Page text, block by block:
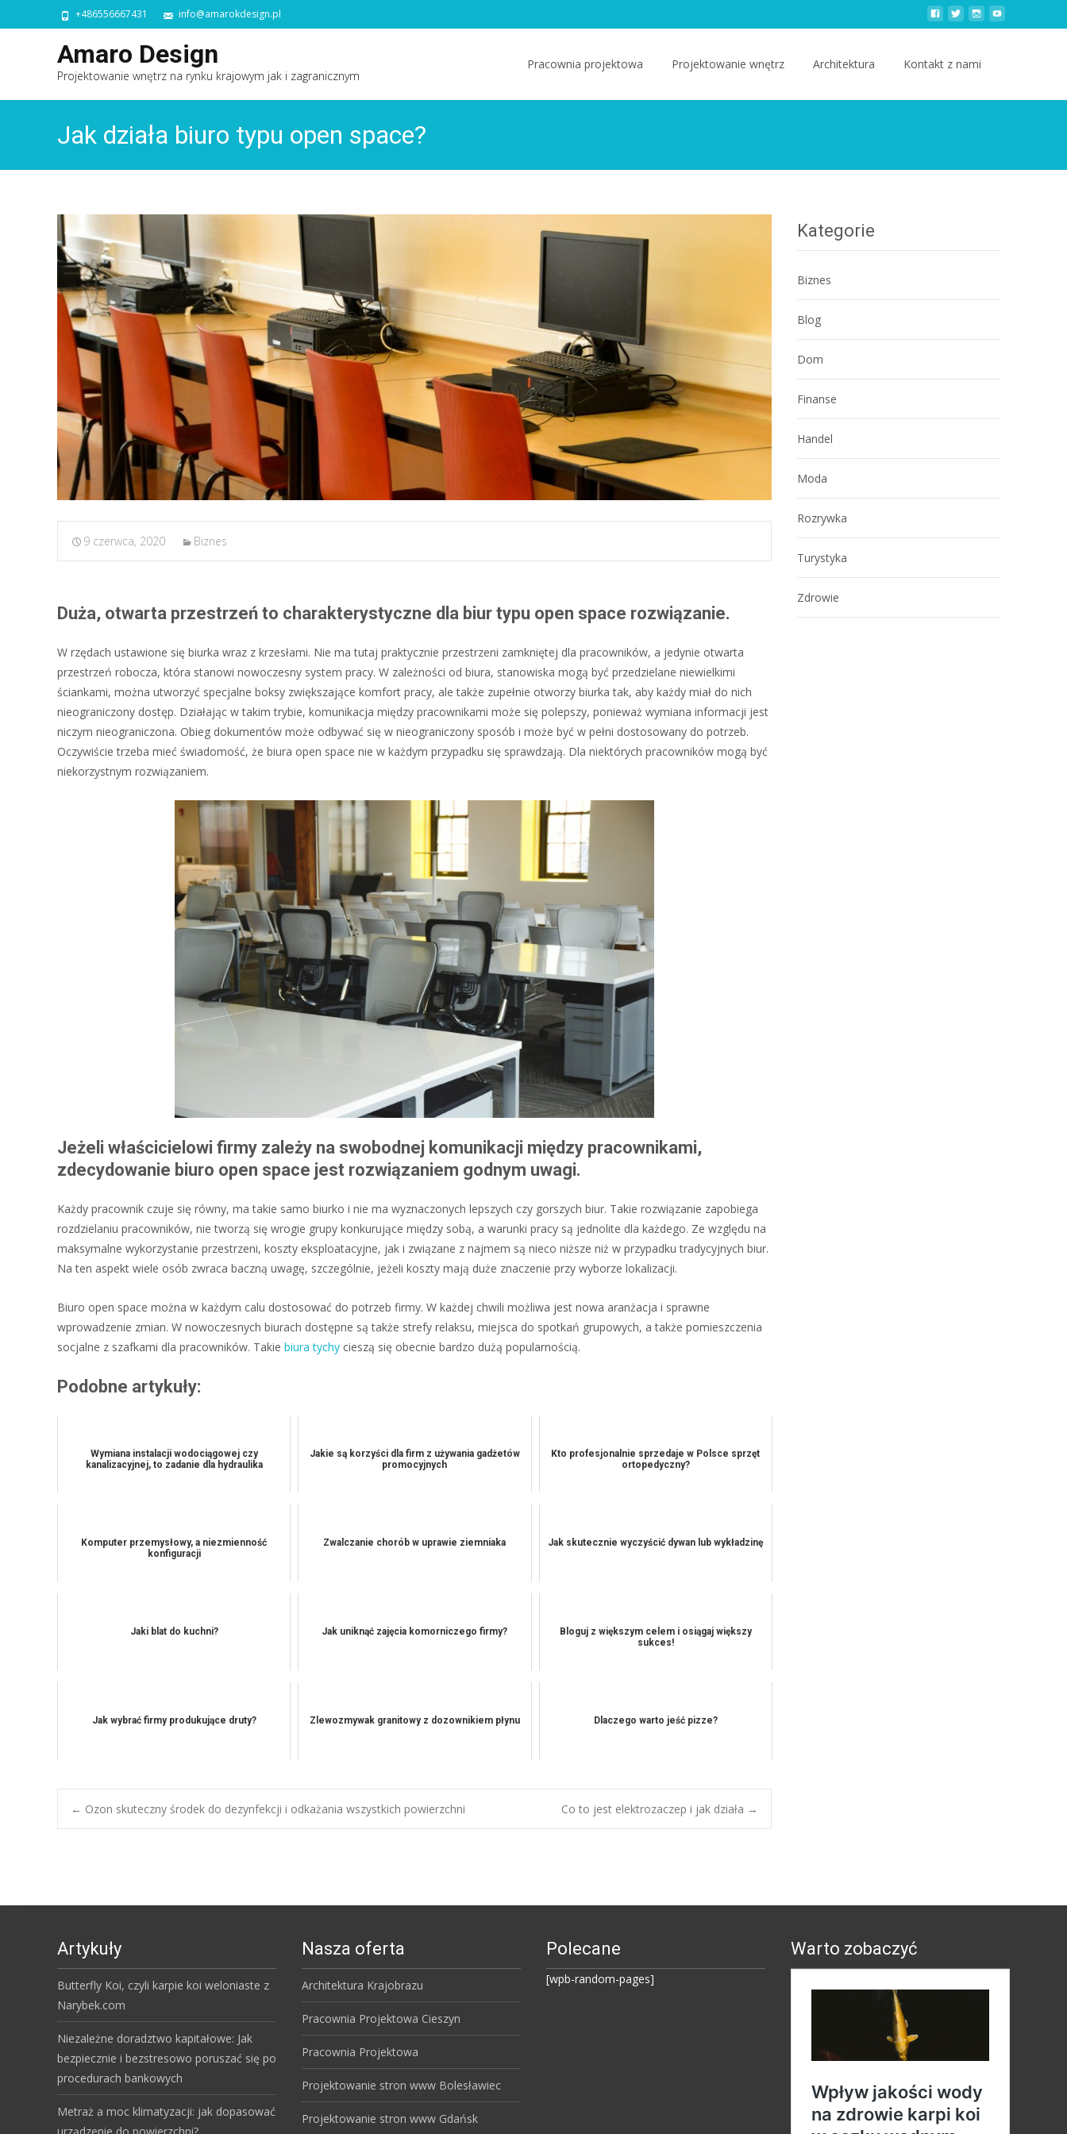
+486556667431 info@amarokdesign.pl
Amaro Design
Projektowanie wnętrz na rynku krajowym jak i zagranicznym
Pracownia projektowa Projektowanie wnętrz Architektura Kontakt z nami
Jak działa biuro typu open space?
9 czerwca, 2020 Biznes
Duża, otwarta przestrzeń to charakterystyczne dla biur typu open space rozwiązanie.
W rzędach ustawione się biurka wraz z krzesłami. Nie ma tutaj praktycznie przestrzeni zamkniętej dla pracowników, a jedynie otwarta
przestrzeń robocza, która stanowi nowoczesny system pracy. W zależności od biura, stanowiska mogą być przedzielane niewielkimi
ściankami, można utworzyć specjalne boksy zwiększające komfort pracy, ale także zupełnie otworzy biurka tak, aby każdy miał do nich
nieograniczony dostęp. Działając w takim trybie, komunikacja między pracownikami może się polepszy, ponieważ wymiana informacji jest
niczym nieograniczona. Obieg dokumentów może odbywać się w nieograniczony sposób i może być w pełni dostosowany do potrzeb.
Oczywiście trzeba mieć świadomość, że biura open space nie w każdym przypadku się sprawdzają. Dla niektórych pracowników mogą być
niekorzystnym rozwiązaniem.
Jeżeli właścicielowi firmy zależy na swobodnej komunikacji między pracownikami,
zdecydowanie biuro open space jest rozwiązaniem godnym uwagi.
Każdy pracownik czuje się równy, ma takie samo biurko i nie ma wyznaczonych lepszych czy gorszych biur. Takie rozwiązanie zapobiega
rozdzielaniu pracowników, nie tworzą się wrogie grupy konkurujące między sobą, a warunki pracy są jednolite dla każdego. Ze względu na
maksymalne wykorzystanie przestrzeni, koszty eksploatacyjne, jak i związane z najmem są nieco niższe niż w przypadku tradycyjnych biur.
Na ten aspekt wiele osób zwraca baczną uwagę, szczególnie, jeżeli koszty mają duże znaczenie przy wyborze lokalizacji.
Biuro open space można w każdym calu dostosować do potrzeb firmy. W każdej chwili możliwa jest nowa aranżacja i sprawne
wprowadzenie zmian. W nowoczesnych biurach dostępne są także strefy relaksu, miejsca do spotkań grupowych, a także pomieszczenia
socjalne z szafkami dla pracowników. Takie biura tychy cieszą się obecnie bardzo dużą popularnością.
Podobne artykuły:
Wymiana instalacji wodociągowej czy
kanalizacyjnej, to zadanie dla hydraulika
Jakie są korzyści dla firm z używania gadżetów
promocyjnych
Kto profesjonalnie sprzedaje w Polsce sprzęt
ortopedyczny?
Komputer przemysłowy, a niezmienność
konfiguracji
Zwalczanie chorób w uprawie ziemniaka Jak skutecznie wyczyścić dywan lub wykładzinę
Jaki blat do kuchni? Jak uniknąć zajęcia komorniczego firmy?
Bloguj z większym celem i osiągaj większy
sukces!
Jak wybrać firmy produkujące druty? Zlewozmywak granitowy z dozownikiem płynu Dlaczego warto jeść pizze?
Post
← Ozon skuteczny środek do dezynfekcji i odkażania wszystkich powierzchni Co to jest elektrozaczep i jak działa →
Kategorie
Biznes
Blog
Dom
Finanse
Handel
Moda
Rozrywka
Turystyka
Zdrowie
Artykuły
Butterfly Koi, czyli karpie koi weloniaste z
Narybek.com
Niezależne doradztwo kapitałowe: Jak
bezpiecznie i bezstresowo poruszać się po
procedurach bankowych
Metraż a moc klimatyzacji: jak dopasować
Nasza oferta
Architektura Krajobrazu
Pracownia Projektowa Cieszyn
Pracownia Projektowa
Projektowanie stron www Bolesławiec
Projektowanie stron www Gdańsk
Polecane
[wpb-random-pages]
Warto zobaczyć